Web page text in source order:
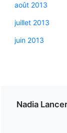
août 2013
juillet 2013
juin 2013
Nadia